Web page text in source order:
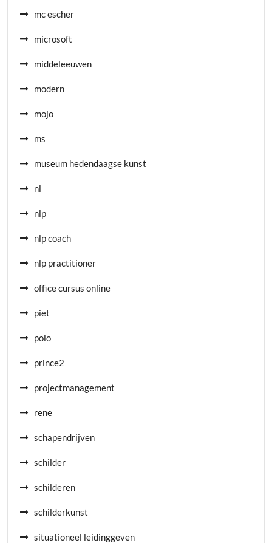
mc escher
microsoft
middeleeuwen
modern
mojo
ms
museum hedendaagse kunst
nl
nlp
nlp coach
nlp practitioner
office cursus online
piet
polo
prince2
projectmanagement
rene
schapendrijven
schilder
schilderen
schilderkunst
situationeel leidinggeven